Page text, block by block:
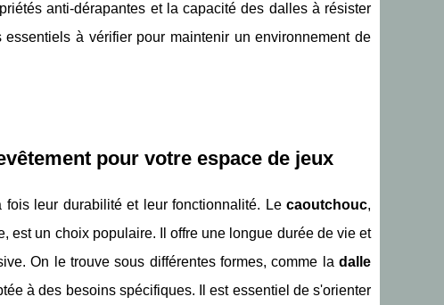
anti-dérapantes et la capacité des dalles à résister
à vérifier pour maintenir un environnement de
pour votre espace de jeux
leur durabilité et leur fonctionnalité. Lecaoutchouc,
est un choix populaire. Il offre une longue durée de vie et
On le trouve sous différentes formes, comme la dalle
à des besoins spécifiques. Il est essentiel de s'orienter